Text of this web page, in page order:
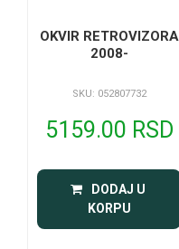
OKVIR RETROVIZORA
2008-
SKU: 052807732
5159.00 RSD
DODAJ U
KORPU